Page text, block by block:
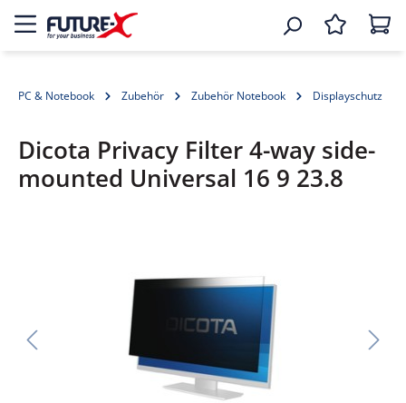
PC & Notebook Zubehör Zubehör Notebook Displayschutz
Dicota Privacy Filter 4-way side-
mounted Universal 16 9 23.8